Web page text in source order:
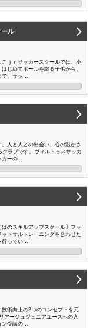
ール
こｊｒサッカースクールでは、小
じめてボールを蹴る子供から、
で、サッ…
人と人との出会い、心の温かさ
ラブです。ヴィルトゥスサッカ
カーの…
ばのスキルアップスクール】フッ
トサルトレーニングを合わせた
行ってい…
術向上の2つのコンセプトを元
アージュジュニアユースへの入
ン受講の…